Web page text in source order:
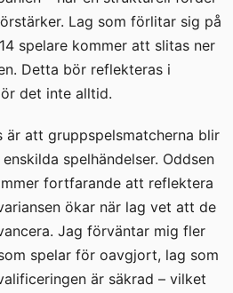
Lag som förlitar sig på
spelare kommer att slitas ner
Detta bör reflekteras i
det inte alltid.
är att gruppspelsmatcherna blir
spelhändelser. Oddsen
fortfarande att reflektera
ökar när lag vet att de
Jag förväntar mig fler
spelar för oavgjort, lag som
är säkrad – vilket